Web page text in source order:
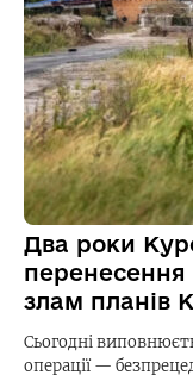
Два роки
перенесення
злам планів
Сьогодні
операції —